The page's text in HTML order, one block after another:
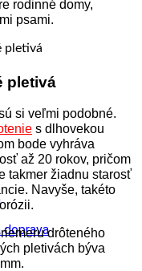
doprava
rodinné domy,
psami.
pletivá
si veľmi podobné.
s dlhovekou
bode vyhráva
až 20 rokov, pričom
takmer žiadnu starosť
Navyše, takéto
drôteného
pletivách býva